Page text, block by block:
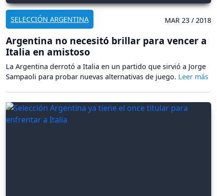
SELECCIÓN ARGENTINA MAR 23 / 2018
Argentina no necesitó brillar para vencer a
Italia en amistoso
La Argentina derrotó a Italia en un partido que sirvió a Jorge
Sampaoli para probar nuevas alternativas de juego.